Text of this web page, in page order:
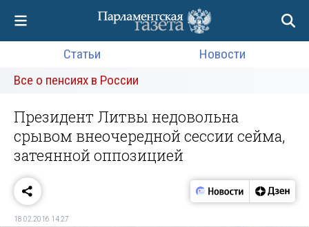
Статьи
Новости
Все о пенсиях в России
Президент Литвы недовольна
срывом внеочередной сессии сейма,
затеянной оппозицией
18.02.2016 14:27